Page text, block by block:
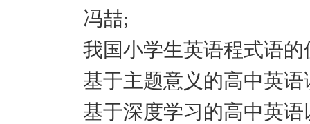
冯喆;
我国小学生英语程式语
基于主题意义的高中英
基于深度学习的高中英